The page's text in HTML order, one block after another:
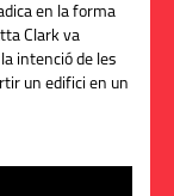
en la forma
Clark va
intenció de les
un edifici en un